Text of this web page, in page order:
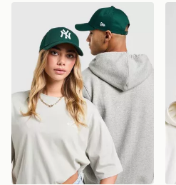
New Era Cappellino MLB